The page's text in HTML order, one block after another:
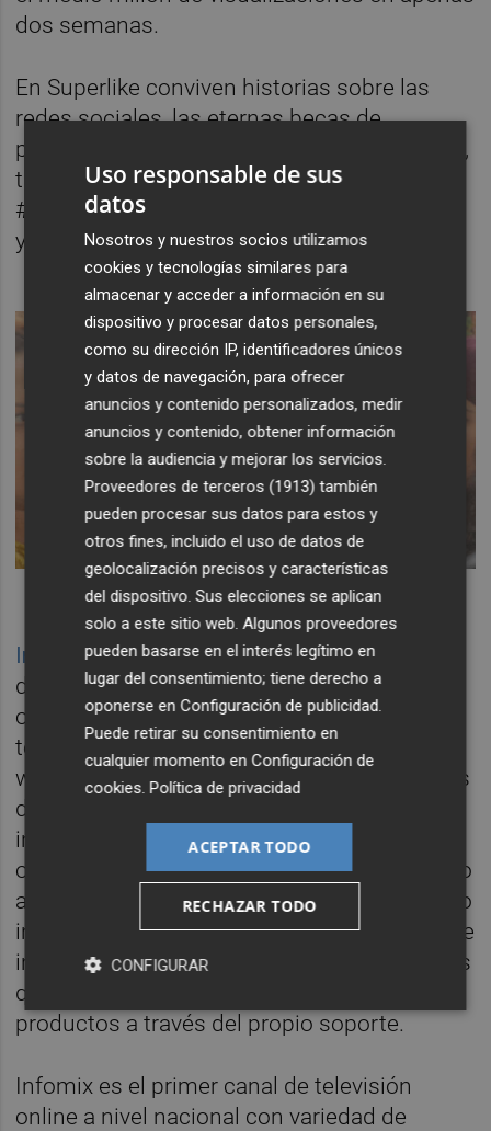
dos semanas.
En Superlike conviven historias sobre las
redes sociales, las eternas becas de
prácticas, la comida y los cánones estéticos,
tituladas incluso bajo hashtags: #posturetis,
#antesmuertaqueconchicha, #ninininis
y
#estoysuperbienestoysupergenial.
Infomix, en colaboración con la plataforma
de inteligencia Dive, ha incluido la primera
oferta integrada de publicidad en series de
televisión con distribución a través de la
web. Mediante inteligencia artificial, técnicas
de machine learning y computer vision, se
incluye información contextual sobre los
objetos que aparecen en pantalla, ofreciendo
a cada usuario publicidad personalizada y no
intrusiva. De esta forma, el espectador puede
interactuar en tiempo real con los elementos
que aparecen en pantalla e incluso comprar
productos a través del propio soporte.
Infomix es el primer canal de televisión
online a nivel nacional con variedad de
Uso responsable de sus
datos
Nosotros y nuestros socios utilizamos
cookies y tecnologías similares para
almacenar y acceder a información en su
dispositivo y procesar datos personales,
como su dirección IP, identificadores únicos
y datos de navegación, para ofrecer
anuncios y contenido personalizados, medir
anuncios y contenido, obtener información
sobre la audiencia y mejorar los servicios.
Proveedores de terceros (1913) también
pueden procesar sus datos para estos y
otros fines, incluido el uso de datos de
geolocalización precisos y características
del dispositivo. Sus elecciones se aplican
solo a este sitio web. Algunos proveedores
pueden basarse en el interés legítimo en
lugar del consentimiento; tiene derecho a
oponerse enConfiguración de publicidad.
Puede retirar su consentimiento en
cualquier momento enConfiguración de
cookies.Política de privacidad
ACEPTAR TODO
RECHAZAR TODO
CONFIGURAR